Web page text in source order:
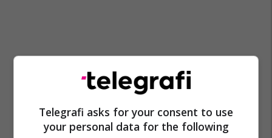
Xhavit Ukaj Kuvendi I Kosovës
Telegrafi asks for your consent to use
your personal data for the following